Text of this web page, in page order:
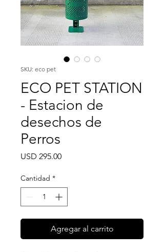
SKU: eco pet
ECO PET STATION
- Estacion de
desechos de
Perros
USD 295.00Precio
Cantidad *
Agregar al carrito